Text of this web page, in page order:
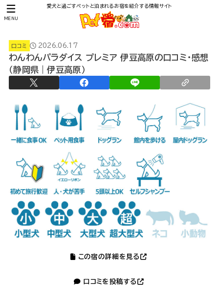
愛犬と過ごすペットと泊まれるお宿を紹介する情報サイト
MENU
口コミ 2026.06.17
わんわんパラダイス プレミア 伊豆高原の口コミ・感想
（静岡県｜伊豆高原）
この宿の詳細を見る
口コミを投稿する